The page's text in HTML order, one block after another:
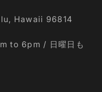
Hawaii 96814
to 6pm / 日曜日も